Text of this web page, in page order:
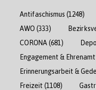
Antifaschismus (1248)
AWO (333)
CORONA (681)
Engagement & Ehrenamt
Erinnerungsarbeit &
Freizeit (1108)